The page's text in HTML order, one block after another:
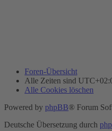
Foren-Übersicht
Alle Zeiten sind
Alle Cookies löschen
Powered by phpBB® Forum
Deutsche Übersetzung durch